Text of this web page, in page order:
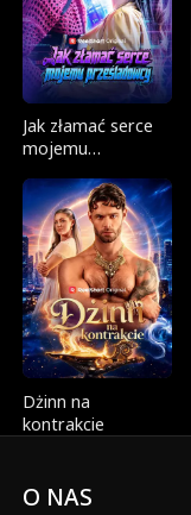
Jak złamać serce
mojemu
Dżinn na
kontrakcie
O NAS